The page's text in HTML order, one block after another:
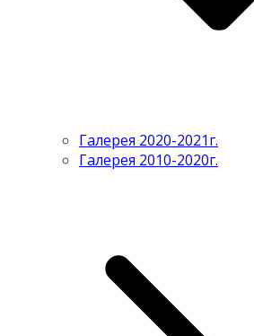
Галерея 2020-2021г.
Галерея 2010-2020г.